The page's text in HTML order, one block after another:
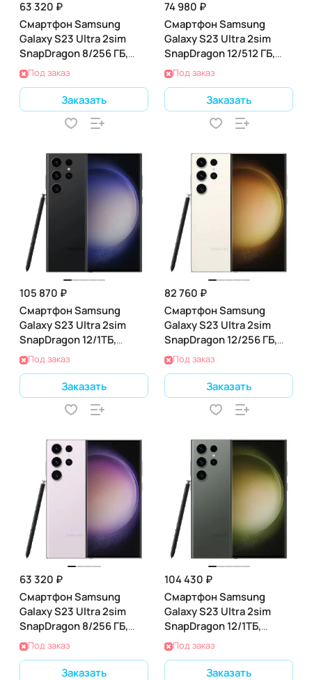
63 320 ₽
Смартфон Samsung
Galaxy S23 Ultra 2sim
SnapDragon 8/256 ГБ,
черный фантом (SM-
S918B)
Под заказ
Заказать
74 980 ₽
Смартфон Samsung
Galaxy S23 Ultra 2sim
SnapDragon 12/512 ГБ,
кремовый (SM-S918B)
Под заказ
Заказать
105 870 ₽
Смартфон Samsung
Galaxy S23 Ultra 2sim
SnapDragon 12/1ТБ,
черный фантом (SM-
S918B)
Под заказ
Заказать
82 760 ₽
Смартфон Samsung
Galaxy S23 Ultra 2sim
SnapDragon 12/256 ГБ,
кремовый (SM-S918B)
Под заказ
Заказать
63 320 ₽
Смартфон Samsung
Galaxy S23 Ultra 2sim
SnapDragon 8/256 ГБ,
лаванда (SM-S918B)
Под заказ
Заказать
104 430 ₽
Смартфон Samsung
Galaxy S23 Ultra 2sim
SnapDragon 12/1ТБ,
зеленый (SM-S918B)
Под заказ
Заказать